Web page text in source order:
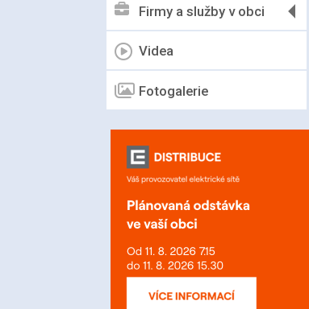
Firmy a služby v obci
Videa
Fotogalerie